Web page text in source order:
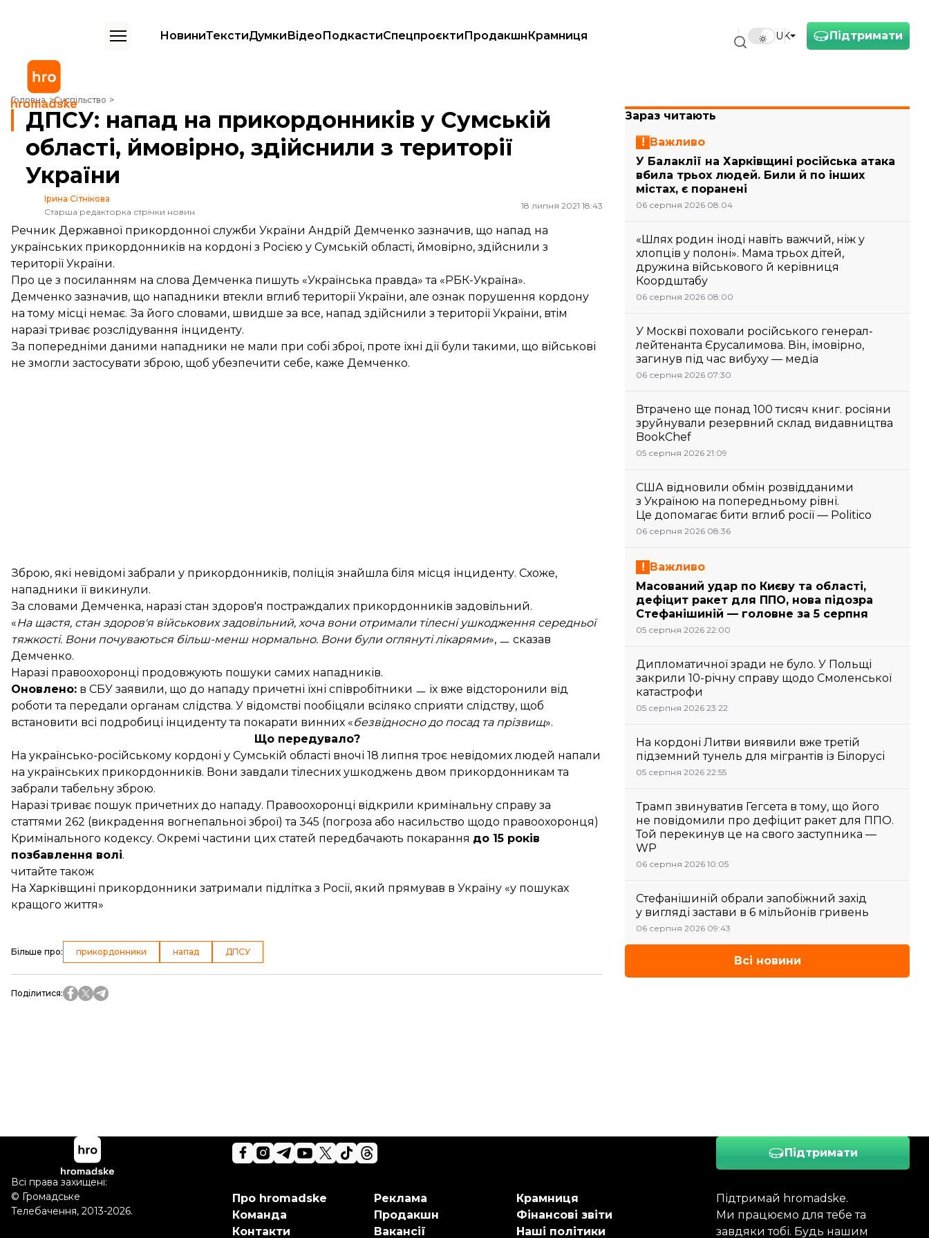
Підтримати
UK
НовиниТекстиДумкиВідеоПодкастиСпецпроєктиПродакшнКрамниця
Головна Суспільство
ДПСУ: напад на прикордонників у Сумській області, ймовірно, здійснили з території України
ДПСУ: напад на прикордонників у Сумській
області, ймовірно, здійснили з території
України
Ірина Сітнікова
Старша редакторка стрічки новин
18 липня 2021 18:43
Речник Державної прикордонної служби України Андрій Демченко зазначив, що напад на
українських прикордонників на кордоні з Росією у Сумській області, ймовірно, здійснили з
території України.
Про це з посиланням на слова Демченка пишуть «Українська правда» та «РБК-Україна».
Демченко зазначив, що нападники втекли вглиб території України, але ознак порушення кордону
на тому місці немає. За його словами, швидше за все, напад здійснили з території України, втім
наразі триває розслідування інциденту.
За попередніми даними нападники не мали при собі зброї, проте їхні дії були такими, що військові
не змогли застосувати зброю, щоб убезпечити себе, каже Демченко.
Зброю, які невідомі забрали у прикордонників, поліція знайшла біля місця інциденту. Схоже,
нападники її викинули.
За словами Демченка, наразі стан здоров'я постраждалих прикордонників задовільний.
«На щастя, стан здоров'я військових задовільний, хоча вони отримали тілесні ушкодження середньої
тяжкості. Вони почуваються більш-менш нормально. Вони були оглянуті лікарями», ㅡ сказав
Демченко.
Наразі правоохоронці продовжують пошуки самих нападників.
Оновлено: в СБУ заявили, що до нападу причетні їхні співробітники ㅡ їх вже відсторонили від
роботи та передали органам слідства. У відомстві пообіцяли всіляко сприяти слідству, щоб
встановити всі подробиці інциденту та покарати винних «безвідносно до посад та прізвищ».
Що передувало?
На українсько-російському кордоні у Сумській області вночі 18 липня троє невідомих людей напали
на українських прикордонників. Вони завдали тілесних ушкоджень двом прикордонникам та
забрали табельну зброю.
Наразі триває пошук причетних до нападу. Правоохоронці відкрили кримінальну справу за
статтями 262 (викрадення вогнепальної зброї) та 345 (погроза або насильство щодо правоохоронця)
Кримінального кодексу. Окремі частини цих статей передбачають покарання до 15 років
позбавлення волі.
читайте також
На Харківщині прикордонники затримали підлітка з Росії, який прямував в Україну «у пошуках
кращого життя»
Більше про: прикордонники напад ДПСУ
Поділитися:
Зараз читають
Важливо
У Балаклії на Харківщині російська атака
вбила трьох людей. Били й по інших
містах, є поранені
06 серпня 2026 08:04
«Шлях родин іноді навіть важчий, ніж у
хлопців у полоні». Мама трьох дітей,
дружина військового й керівниця
Коордштабу
06 серпня 2026 08:00
У Москві поховали російського генерал-
лейтенанта Єрусалимова. Він, імовірно,
загинув під час вибуху — медіа
06 серпня 2026 07:30
Втрачено ще понад 100 тисяч книг. росіяни
зруйнували резервний склад видавництва
BookChef
05 серпня 2026 21:09
США відновили обмін розвідданими
з Україною на попередньому рівні.
Це допомагає бити вглиб росії — Politico
06 серпня 2026 08:36
Важливо
Масований удар по Києву та області,
дефіцит ракет для ППО, нова підозра
Стефанішиній — головне за 5 серпня
05 серпня 2026 22:00
Дипломатичної зради не було. У Польщі
закрили 10-річну справу щодо Смоленської
катастрофи
05 серпня 2026 23:22
На кордоні Литви виявили вже третій
підземний тунель для мігрантів із Білорусі
05 серпня 2026 22:55
Трамп звинуватив Гегсета в тому, що його
не повідомили про дефіцит ракет для ППО.
Той перекинув це на свого заступника —
WP
06 серпня 2026 10:05
Стефанішиній обрали запобіжний захід
у вигляді застави в 6 мільйонів гривень
06 серпня 2026 09:43
Всі новини
Підтримати
Підтримай hromadske.
Ми працюємо для тебе та
завдяки тобі. Будь нашим
Про hromadske
Команда
Контакти
Реклама
Продакшн
Вакансії
Крамниця
Фінансові звіти
Наші політики
Всі права захищені:
© Громадське
Телебачення, 2013-2026.